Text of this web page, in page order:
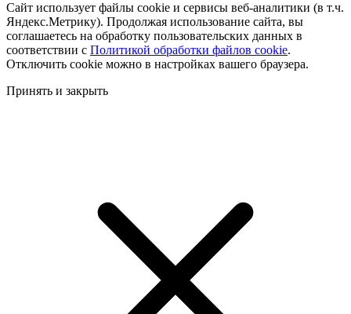
Сайт использует файлы cookie и сервисы веб-аналитики (в т.ч.
Яндекс.Метрику). Продолжая использование сайта, вы
соглашаетесь на обработку пользовательских данных в
соответствии с Политикой обработки файлов cookie.
Отключить cookie можно в настройках вашего браузера.
Принять и закрыть